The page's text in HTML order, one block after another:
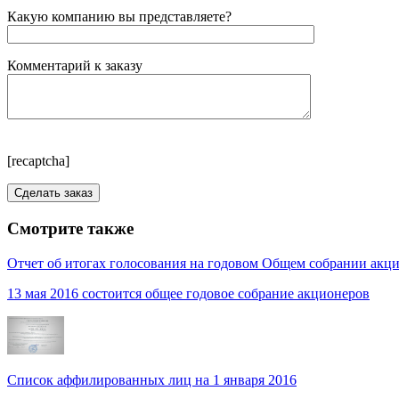
Какую компанию вы представляете?
Комментарий к заказу
[recaptcha]
Смотрите также
Отчет об итогах голосования на годовом Общем собрании
13 мая 2016 состоится общее годовое собрание акционеров
Список аффилированных лиц на 1 января 2016